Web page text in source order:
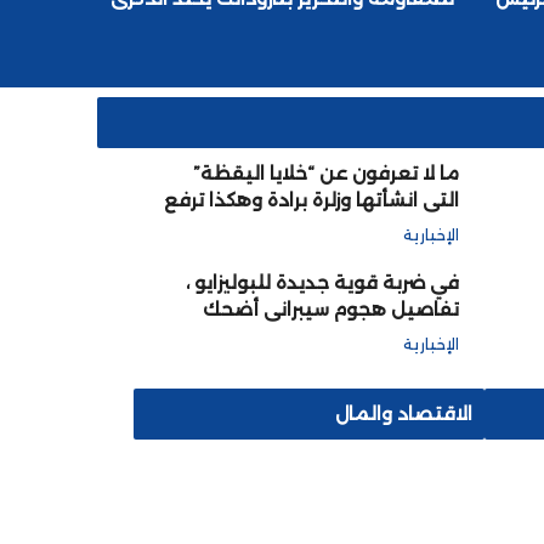
ما لا تعرفون عن “خلايا اليقظة”
التي انشأتها وزلرة برادة وهكذا ترفع
من جودة التعليم وتنشئ أجيالا
قادمة متعلمة مؤهلة
الإخبارية
في ضربة قوية جديدة للبوليزايو ،
تفاصيل هجوم سيبراني أضحك
العالم على الجبهة وحاضنتها الجزائر
الإخبارية
الاقتصاد والمال